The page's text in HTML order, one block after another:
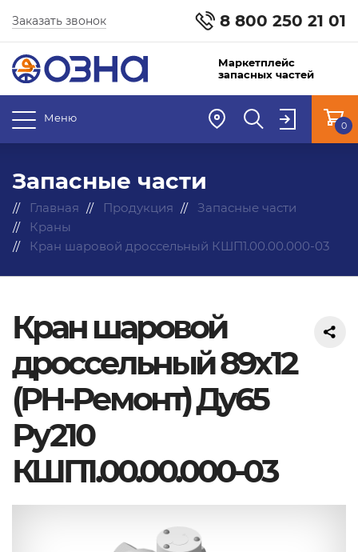
8 800 250 21 01
Заказать звонок
Маркетплейс
запасных частей
Меню
0
Запасные части
Главная Продукция
Запасные части
Краны
Кран шаровой дроссельный КШП1.00.00.000-03
Кран шаровой
дроссельный 89х12
(РН-Ремонт) Ду65
Ру210
КШП1.00.00.000-03